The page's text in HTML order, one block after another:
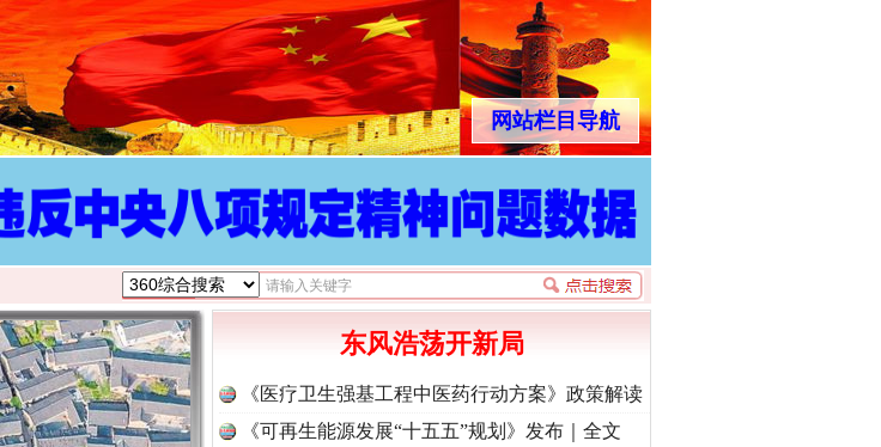
网站栏目导航
东风浩荡开新局
《医疗卫生强基工程中医药行动方案》政策解读
《可再生能源发展“十五五”规划》发布｜全文